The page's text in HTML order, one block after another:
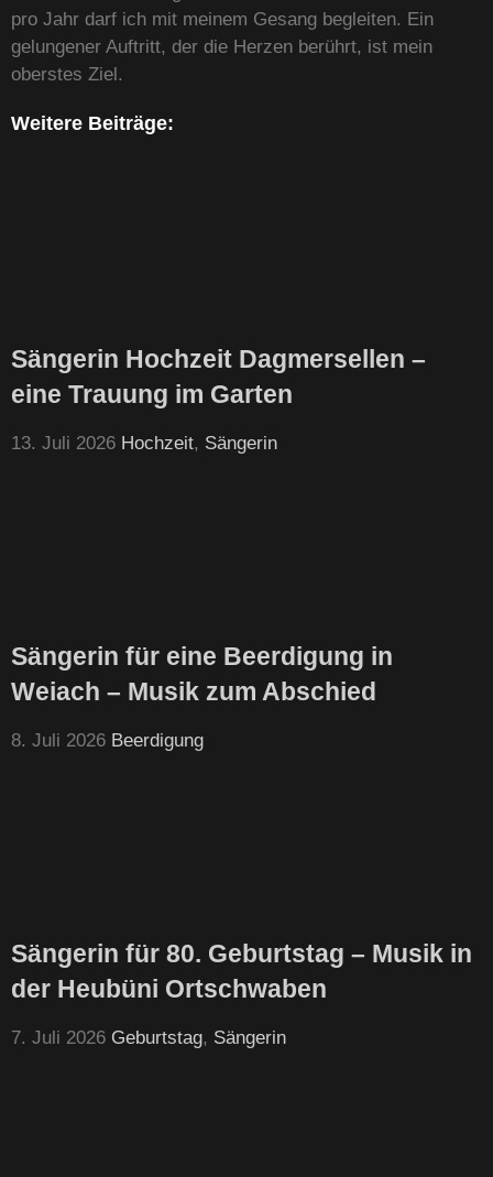
pro Jahr darf ich mit meinem Gesang begleiten. Ein
gelungener Auftritt, der die Herzen berührt, ist mein
oberstes Ziel.
Weitere Beiträge:
Sängerin Hochzeit Dagmersellen –
eine Trauung im Garten
13. Juli 2026 Hochzeit, Sängerin
Sängerin für eine Beerdigung in
Weiach – Musik zum Abschied
8. Juli 2026 Beerdigung
Sängerin für 80. Geburtstag – Musik in
der Heubüni Ortschwaben
7. Juli 2026 Geburtstag, Sängerin